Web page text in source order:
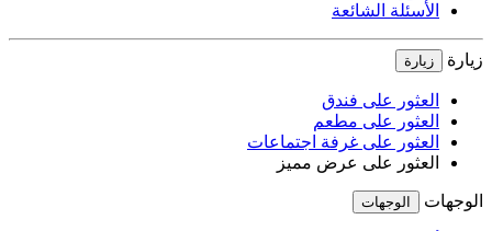
الأسئلة الشائعة
زيارة زيارة
العثور على فندق
العثور على مطعم
العثور على غرفة اجتماعات
العثور على عرض مميز
الوجهات الوجهات